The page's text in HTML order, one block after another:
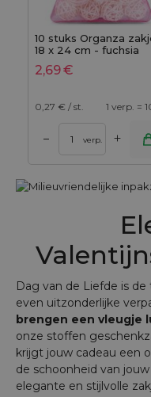
10 stuks Organza
18 x 24 cm - fuchsia
2,69€
0,27 € / st. 1 verp. =
– verp. +
Dag van de Liefde is
even uitzonderlijke
brengen een vleugje
onze stoffen
krijgt jouw cadeau een
de schoonheid van
elegante en stijlvolle